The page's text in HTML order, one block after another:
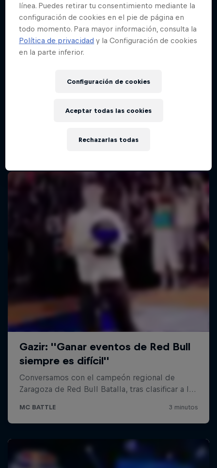
línea. Puedes retirar tu consentimiento mediante la
configuración de cookies en el pie de página en
todo momento. Para mayor información, consulta la
Política de privacidad y la Configuración de cookies
en la parte inferior.
Configuración de cookies
Rechazarlas todas
Aceptar todas las cookies